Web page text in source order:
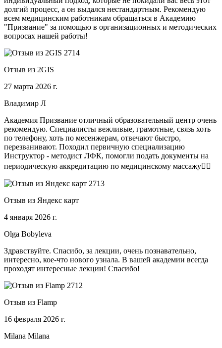
долгий процесс, а он выдался нестандартным. Рекомендую
всем медицинским работникам обращаться в Академию
"Призвание" за помощью в организационных и методических
вопросах нашей работы!
Отзыв из 2GIS
27 марта 2026 г.
Владимир Л
Академия Призвание отличный образовательный центр очень
рекомендую. Специалисты вежливые, грамотные, связь хоть
по телефону, хоть по месенжерам, отвечают быстро,
перезванивают. Походил первичную специализацию
Инструктор - методист ЛФК, помогли подать документы на
периодическую аккредитацию по медицинскому массажу🧑‍⚕️
Отзыв из Яндекс карт
4 января 2026 г.
Olga Bobyleva
Здравствуйте. Спасибо, за лекции, очень познавательно,
интересно, кое-что нового узнала. В вашей академии всегда
проходят интересные лекции! Спасибо!
Отзыв из Flamp
16 февраля 2026 г.
Milana Milana